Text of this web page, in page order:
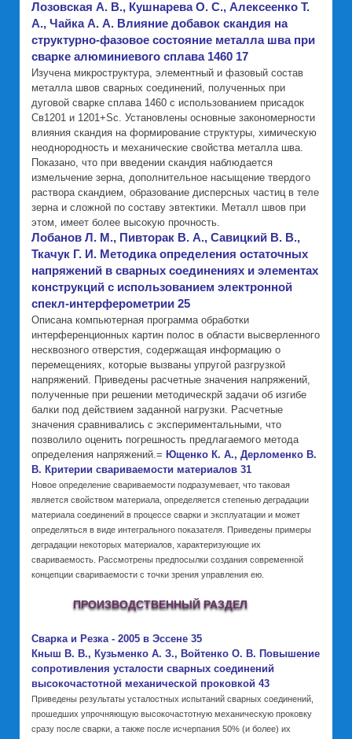
Лозовская А. В., Кушнарева О. С., Алексеенко Т.
А., Чайка А. А. Влияние добавок скандия на
структурно-фазовое состояние металла шва при
сварке алюминиевого сплава 1460 17
Изучена микроструктура, элементный и фазовый состав
металла швов сварных соединений, полученных при
дуговой сварке сплава 1460 с использованием присадок
Св1201 и 1201+Sc. Установлены основные закономерности
влияния скандия на формирование структуры, химическую
неоднородность и механические свойства металла шва.
Показано, что при введении скандия наблюдается
измельчение зерна, дополнительное насыщение твердого
раствора скандием, образование дисперсных частиц в теле
зерна и сложной по составу эвтектики. Металл швов при
этом, имеет более высокую прочность.
Лобанов Л. М., Пивторак В. А., Савицкий В. В.,
Ткачук Г. И. Методика определения остаточных
напряжений в сварных соединениях и элементах
конструкций с использованием электронной
спекл-интерферометрии 25
Описана компьютерная программа обработки
интерференционных картин полос в области высверленного
несквозного отверстия, содержащая информацию о
перемещениях, которые вызваны упругой разгрузкой
напряжений. Приведены расчетные значения напряжений,
полученные при решении методическрй задачи об изгибе
балки под действием заданной нагрузки. Расчетные
значения сравнивались с экспериментальными, что
позволило оценить погрешность предлагаемого метода
определения напряжений.= Ющенко К. А., Дерломенко В.
В. Критерии свариваемости материалов 31
Новое определение свариваемости подразумевает, что таковая
является свойством материала, определяется степенью деградации
материала соединений в процессе сварки и эксплуатации и может
определяться в виде интегрального показателя. Приведены примеры
деградации некоторых материалов, характеризующие их
свариваемость. Рассмотрены предпосылки создания современной
концепции свариваемости с точки зрения управления ею.
ПРОИЗВОДСТВЕННЫЙ РАЗДЕЛ
Сварка и Резка - 2005 в Эссене 35
Кныш В. В., Кузьменко А. З., Войтенко О. В. Повышение
сопротивления усталости сварных соединений
высокочастотной механической проковкой 43
Приведены результаты усталостных испытаний сварных соединений,
прошедших упрочняющую высокочастотную механическую проковку
сразу после сварки, а также после исчерпания 50% (и более) их